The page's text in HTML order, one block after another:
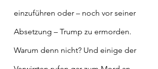
einzuführen oder – noch vor seiner
Absetzung – Trump zu ermorden.
Warum denn nicht? Und einige der